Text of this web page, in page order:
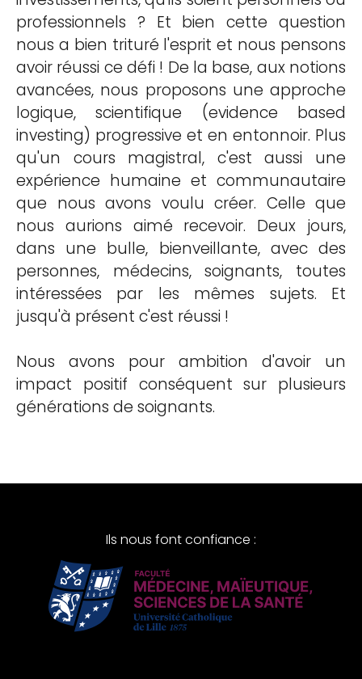
professionnels ? Et bien cette question
nous a bien trituré l'esprit et nous pensons
avoir réussi ce défi ! De la base, aux notions
avancées, nous proposons une approche
logique, scientifique (evidence based
investing) progressive et en entonnoir. Plus
qu'un cours magistral, c'est aussi une
expérience humaine et communautaire
que nous avons voulu créer. Celle que
nous aurions aimé recevoir. Deux jours,
dans une bulle, bienveillante, avec des
personnes, médecins, soignants, toutes
intéressées par les mêmes sujets. Et
jusqu'à présent c'est réussi !
Nous avons pour ambition d'avoir un
impact positif conséquent sur plusieurs
générations de soignants.
Ils nous font confiance :